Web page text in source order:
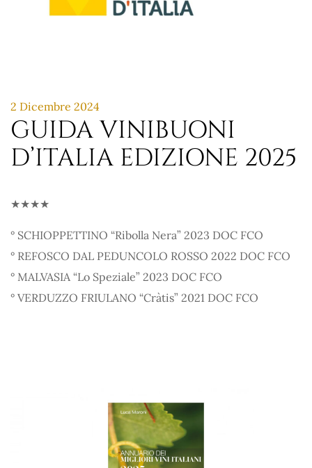
2 Dicembre 2024
GUIDA VINIBUONI
D’ITALIA EDIZIONE 2025
★★★★
° SCHIOPPETTINO “Ribolla Nera” 2023 DOC FCO
° REFOSCO DAL PEDUNCOLO ROSSO 2022 DOC FCO
° MALVASIA “Lo Speziale” 2023 DOC FCO
° VERDUZZO FRIULANO “Cràtis” 2021 DOC FCO